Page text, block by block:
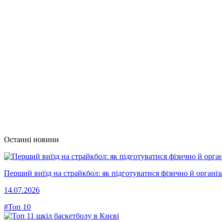
Останні новини
Перший виїзд на страйкбол: як підготуватися фізично й
14.07.2026
#Топ 10